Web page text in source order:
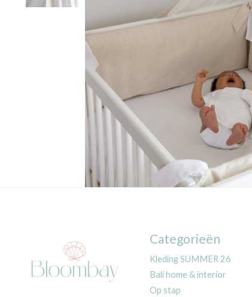
Categorieën
Kleding SUMMER 26
Bali home & interior
Op stap